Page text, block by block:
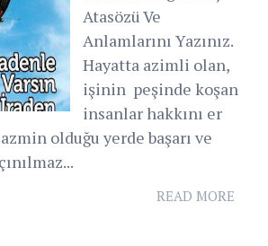
Atasözü Ve
Anlamlarını Yazınız.
Hayatta azimli olan,
işinin peşinde koşan
insanlar hakkını er
olduğu yerde başarı ve
READ MORE